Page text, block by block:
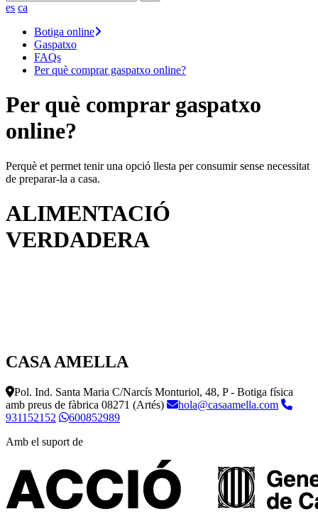
es ca
Botiga online
Gaspatxo
FAQs
Per què comprar gaspatxo online?
Per què comprar gaspatxo
online?
Perquè et permet tenir una opció llesta per consumir sense necessitat
de preparar-la a casa.
ALIMENTACIÓ
VERDADERA
CASA AMELLA
Pol. Ind. Santa Maria C/Narcís Monturiol, 48, P - Botiga física
amb preus de fàbrica 08271 (Artés)
hola@casaamella.com
931152152
600852989
Amb el suport de